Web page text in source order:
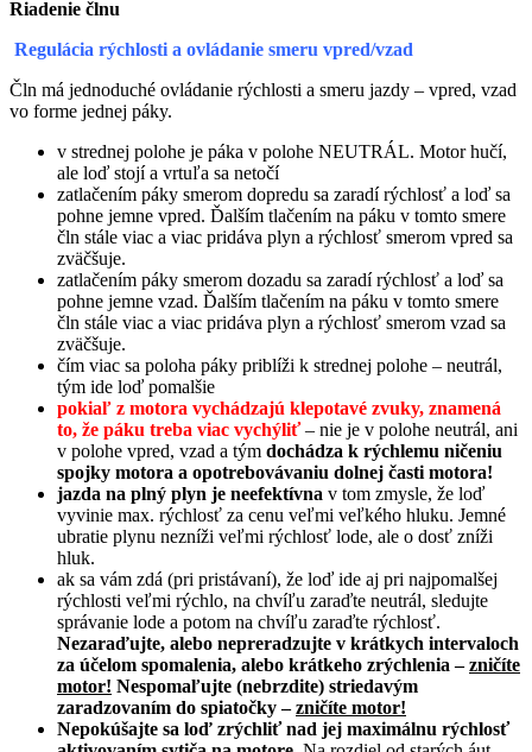
Riadenie člnu
Regulácia rýchlosti a ovládanie smeru vpred/vzad
Čln má jednoduché ovládanie rýchlosti a smeru jazdy – vpred, vzad
vo forme jednej páky.
v strednej polohe je páka v polohe NEUTRÁL. Motor hučí,
ale loď stojí a vrtuľa sa netočí
zatlačením páky smerom dopredu sa zaradí rýchlosť a loď sa
pohne jemne vpred. Ďalším tlačením na páku v tomto smere
čln stále viac a viac pridáva plyn a rýchlosť smerom vpred sa
zväčšuje.
zatlačením páky smerom dozadu sa zaradí rýchlosť a loď sa
pohne jemne vzad. Ďalším tlačením na páku v tomto smere
čln stále viac a viac pridáva plyn a rýchlosť smerom vzad sa
zväčšuje.
čím viac sa poloha páky priblíži k strednej polohe – neutrál,
tým ide loď pomalšie
pokiaľ z motora vychádzajú klepotavé zvuky, znamená
to, že páku treba viac vychýliť– nie je v polohe neutrál, ani
v polohe vpred, vzad a tým dochádza k rýchlemu ničeniu
spojky motora a opotrebovávaniu dolnej časti motora!
jazda na plný plyn je neefektívna v tom zmysle, že loď
vyvinie max. rýchlosť za cenu veľmi veľkého hluku. Jemné
ubratie plynu nezníži veľmi rýchlosť lode, ale o dosť zníži
hluk.
ak sa vám zdá (pri pristávaní), že loď ide aj pri najpomalšej
rýchlosti veľmi rýchlo, na chvíľu zaraďte neutrál, sledujte
správanie lode a potom na chvíľu zaraďte rýchlosť.
Nezaraďujte, alebo nepreradzujte v krátkych intervaloch
za účelom spomalenia, alebo krátkeho zrýchlenia –zničíte
motor! Nespomaľujte (nebrzdite) striedavým
zaradzovaním do spiatočky –zničíte motor!
Nepokúšajte sa loď zrýchliť nad jej maximálnu rýchlosť